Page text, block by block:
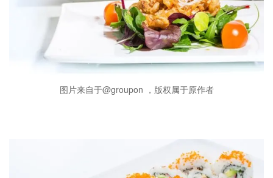
图片来自于@groupon ，版权属于原作者